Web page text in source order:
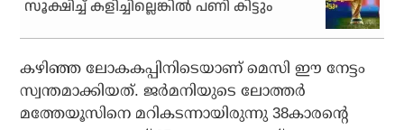
സൂക്ഷിച്ച് കളിച്ചില്ലെങ്കില്‍ പണി കിട്ടും
കഴിഞ്ഞ ലോകകപ്പിനിടെയാണ് മെസി ഈ നേട്ടം
സ്വന്തമാക്കിയത്. ജര്‍മനിയുടെ ലോത്തര്‍
മത്തേയൂസിനെ മറികടന്നായിരുന്നു 38കാരന്റെ